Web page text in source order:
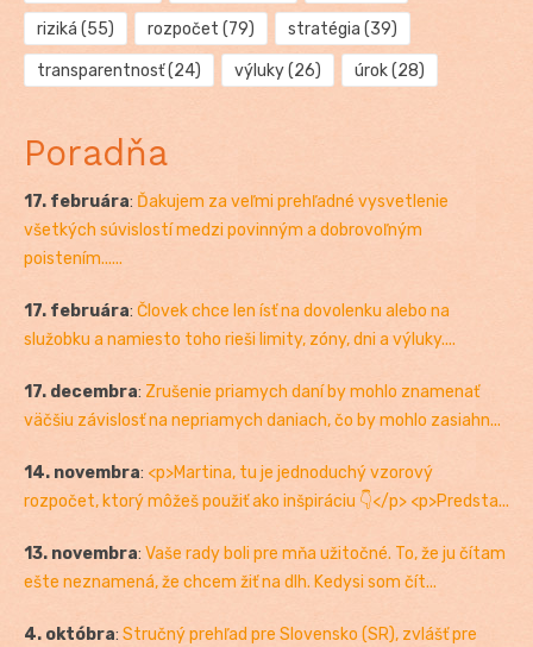
riziká (55) rozpočet (79) stratégia (39)
transparentnosť(24) výluky(26) úrok(28)
Poradňa
17. februára: Ďakujem za veľmi prehľadné vysvetlenie
všetkých súvislostí medzi povinným a dobrovoľným
poistením......
17. februára: Človek chce len ísť na dovolenku alebo na
služobku a namiesto toho rieši limity, zóny, dni a výluky....
17. decembra: Zrušenie priamych daní by mohlo znamenať
väčšiu závislosť na nepriamych daniach, čo by mohlo zasiahn...
14. novembra: <p>Martina, tu je jednoduchý vzorový
rozpočet, ktorý môžeš použiť ako inšpiráciu 👇</p> <p>Predsta...
13. novembra: Vaše rady boli pre mňa užitočné. To, že ju čítam
ešte neznamená, že chcem žiť na dlh. Kedysi som čít...
4. októbra: Stručný prehľad pre Slovensko (SR), zvlášť pre